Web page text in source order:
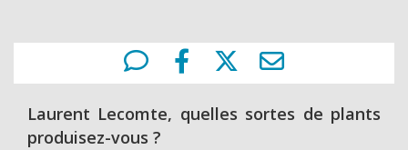
Laurent Lecomte, quelles sortes de plants
produisez-vous ?